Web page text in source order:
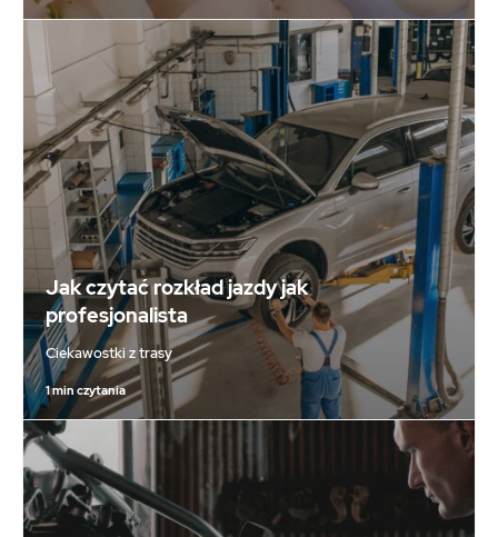
Jak czytać rozkład jazdy jak
profesjonalista
Ciekawostki z trasy
1 min czytania